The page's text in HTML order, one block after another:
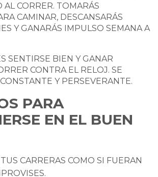
CORRER. TOMARÁS
CAMINAR, DESCANSARÁS
Y GANARÁS IMPULSO SEMANA A
SENTIRSE BIEN Y GANAR
CONTRA EL RELOJ. SE
Y PERSEVERANTE.
PARA
EN EL BUEN
CARRERAS COMO SI FUERAN